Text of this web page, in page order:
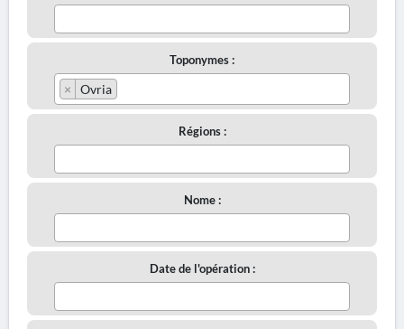
Toponymes :
× Ovria
Régions :
Nome :
Date de l'opération :